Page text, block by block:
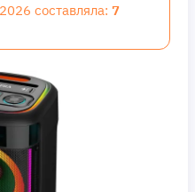
составляла: 7